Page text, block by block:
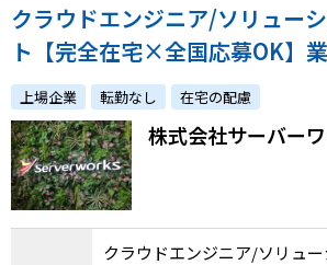
クラウドエンジニア/ソリュー
ト【完全在宅×全国応募OK】
も様々なプロジェクトへ参画！
フェッショナルと技術力を磨き
して成長しましょう！
上場企業 転勤なし 在宅の配慮
株式会社サーバー
クラウドエンジニア/ソリュ